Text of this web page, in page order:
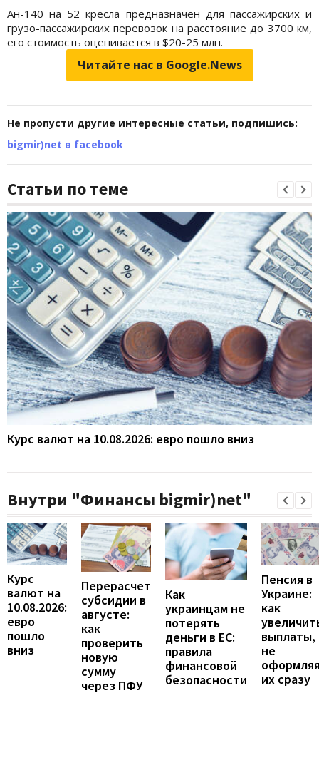
Ан-140 на 52 кресла предназначен для пассажирских и
грузо-пассажирских перевозок на расстояние до 3700 км,
его стоимость оценивается в $20-25 млн.
Читайте нас в Google.News
Не пропусти другие интересные статьи, подпишись:
bigmir)net в facebook
Статьи по теме
Курс валют на 10.08.2026: евро пошло вниз
Внутри "Финансы bigmir)net"
Курс
валют на
10.08.2026:
евро
пошло
вниз
Перерасчет
субсидии в
августе:
как
проверить
новую
сумму
через ПФУ
Как
украинцам не
потерять
деньги в ЕС:
правила
финансовой
безопасности
Пенсия в
Украине:
как
выплаты,
не
их сразу